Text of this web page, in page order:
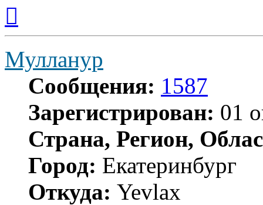
началу
Мулланур
Сообщения: 1587
Зарегистрирован: 01
Страна, Регион,
Город: Екатеринбург
Откуда: Yevlax